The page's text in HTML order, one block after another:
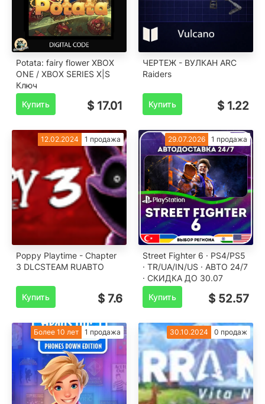
Potata: fairy flower XBOX
ONE / XBOX SERIES X|S
Ключ
Купить
$ 17.01
ЧЕРТЕЖ - ВУЛКАН ARC
Raiders
Купить $ 1.22
12.02.2024 1 продажа
Poppy Playtime - Chapter
3 DLCSTEAM RU️АВТО
Купить $ 7.6
29.07.2026 1 продажа
Street Fighter 6 · PS4/PS5
· TR/UA/IN/US · АВТО 24/7
· СКИДКА ДО 30.07
Купить
$ 52.57
Более 10 лет 1 продажа 30.10.2024 0 продаж